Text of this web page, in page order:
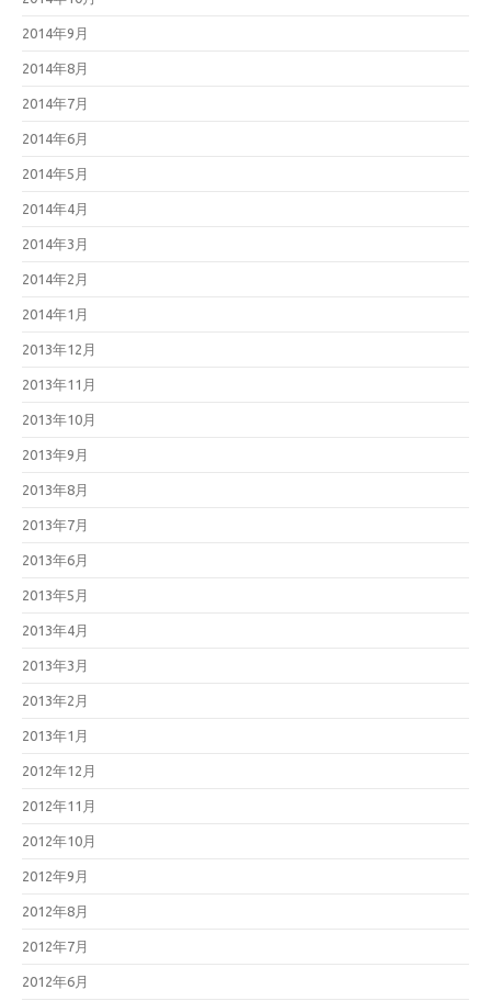
2014年9月
2014年8月
2014年7月
2014年6月
2014年5月
2014年4月
2014年3月
2014年2月
2014年1月
2013年12月
2013年11月
2013年10月
2013年9月
2013年8月
2013年7月
2013年6月
2013年5月
2013年4月
2013年3月
2013年2月
2013年1月
2012年12月
2012年11月
2012年10月
2012年9月
2012年8月
2012年7月
2012年6月